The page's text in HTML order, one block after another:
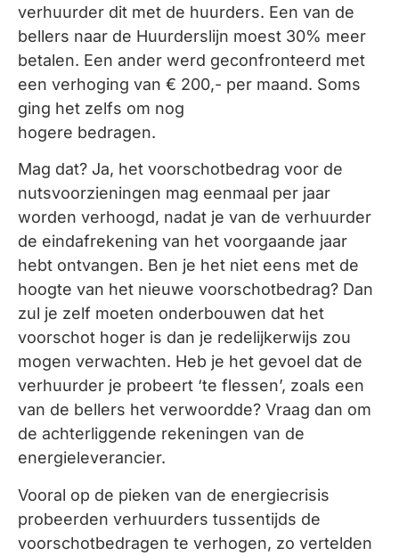
verhuurder dit met de huurders. Een van de
bellers naar de Huurderslijn moest 30% meer
betalen. Een ander werd geconfronteerd met
een verhoging van € 200,- per maand. Soms
ging het zelfs om nog
hogere bedragen.
Mag dat? Ja, het voorschotbedrag voor de
nutsvoorzieningen mag eenmaal per jaar
worden verhoogd, nadat je van de verhuurder
de eindafrekening van het voorgaande jaar
hebt ontvangen. Ben je het niet eens met de
hoogte van het nieuwe voorschotbedrag? Dan
zul je zelf moeten onderbouwen dat het
voorschot hoger is dan je redelijkerwijs zou
mogen verwachten. Heb je het gevoel dat de
verhuurder je probeert ‘te flessen’, zoals een
van de bellers het verwoordde? Vraag dan om
de achterliggende rekeningen van de
energieleverancier.
Vooral op de pieken van de energiecrisis
probeerden verhuurders tussentijds de
voorschotbedragen te verhogen, zo vertelden